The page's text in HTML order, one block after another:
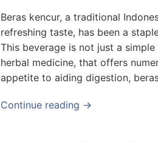
Beras kencur, a traditional
refreshing taste, has been a
This beverage is not just a
herbal medicine, that offers
appetite to aiding digestion,
Continue reading →